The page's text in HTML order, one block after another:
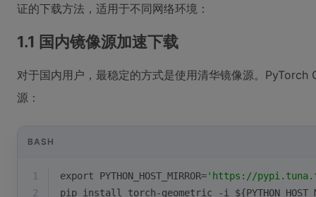
证的下载方法，适用于不同网络环境：
1.1 国内镜像源加速下载
对于国内用户，最稳定的方式是使用清华镜像源。
源：
BASH
1 export PYTHON_HOST_MIRROR='https://
2
pip install torch-geometric -i